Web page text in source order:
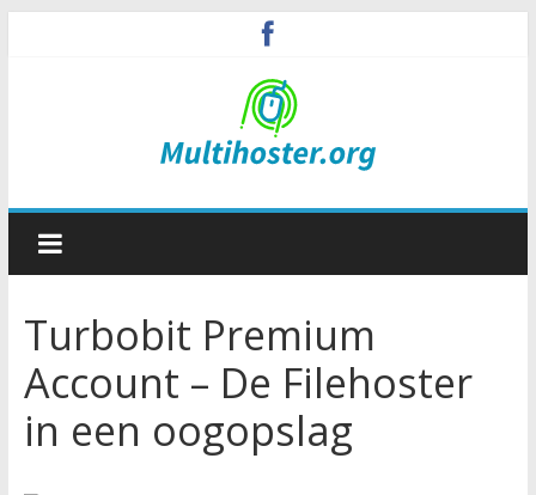
Turbobit Premium
Account – De Filehoster
in een oogopslag